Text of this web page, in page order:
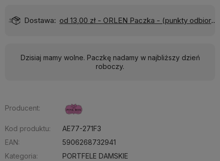
Wyślemy do Ciebie w: 24 godziny
Dzisiaj mamy wolne. Paczkę nadamy w najbliższy dzień
roboczy.
Producent:
Kod produktu:
AE77-271F3
EAN:
5906268732941
Kategoria:
PORTFELE DAMSKIE